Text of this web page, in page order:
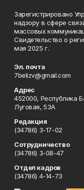
Зарегистрировано
надзору в сфере
массовых
Свидетельство о
мая 2025 г.
Эл. почта
7belizv@gmail.com
Адрес
452000, Республика
Луговая, 53А
Редакция
(34786) 3-17-02
Сотрудничество
(34786) 3-08-47
Отдел кадров
(34786) 4-14-73